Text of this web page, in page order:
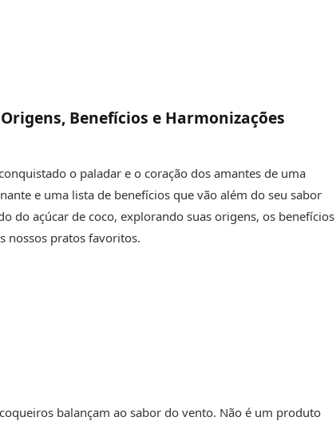
Benefícios e Harmonizações
o paladar e o coração dos amantes de uma
e uma lista de benefícios que vão além do seu sabor
do açúcar de coco, explorando suas origens, os benefícios
nossos pratos favoritos.
balançam ao sabor do vento. Não é um produto